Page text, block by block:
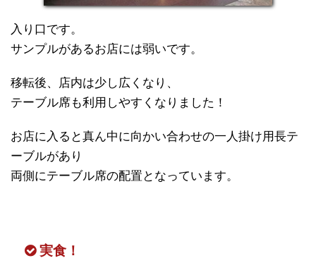
入り口です。
サンプルがあるお店には弱いです。
移転後、店内は少し広くなり、
テーブル席も利用しやすくなりました！
お店に入ると真ん中に向かい合わせの一人掛け用長テ
ーブルがあり
両側にテーブル席の配置となっています。
実食！